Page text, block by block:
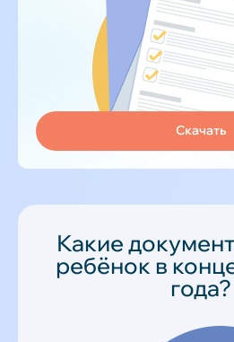
Скачать
Какие
ребёнок в
года?